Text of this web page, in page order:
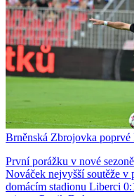
Brněnská Zbrojovka poprvé
První porážku v nové
Nováček nejvyšší soutěže v
domácím stadionu Liberci